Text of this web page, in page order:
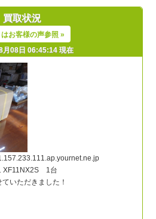
買取状況
お客様の声参照 »
月08日 06:45:14 現在